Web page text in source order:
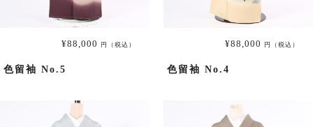
¥88,000 円（税込）
色留袖 No.5
¥88,000 円（税込）
色留袖 No.4